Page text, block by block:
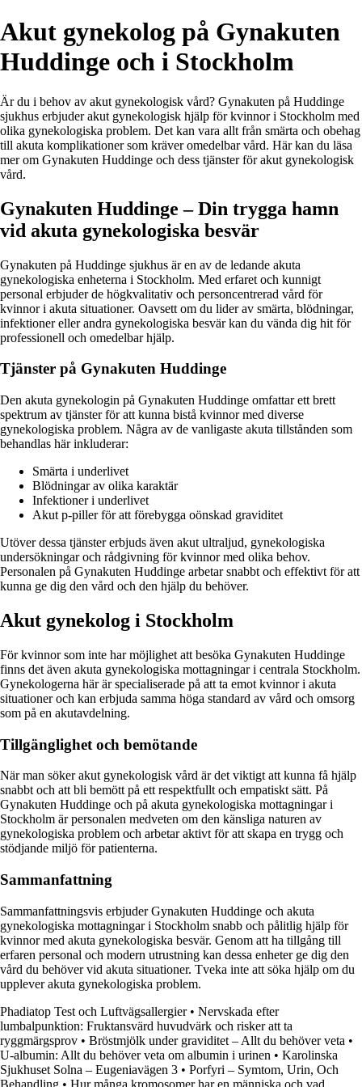
Akut gynekolog på Gynakuten
Huddinge och i Stockholm
Är du i behov av akut gynekologisk vård? Gynakuten på Huddinge
sjukhus erbjuder akut gynekologisk hjälp för kvinnor i Stockholm med
olika gynekologiska problem. Det kan vara allt från smärta och obehag
till akuta komplikationer som kräver omedelbar vård. Här kan du läsa
mer om Gynakuten Huddinge och dess tjänster för akut gynekologisk
vård.
Gynakuten Huddinge – Din trygga hamn
vid akuta gynekologiska besvär
Gynakuten på Huddinge sjukhus är en av de ledande akuta
gynekologiska enheterna i Stockholm. Med erfaret och kunnigt
personal erbjuder de högkvalitativ och personcentrerad vård för
kvinnor i akuta situationer. Oavsett om du lider av smärta, blödningar,
infektioner eller andra gynekologiska besvär kan du vända dig hit för
professionell och omedelbar hjälp.
Tjänster på Gynakuten Huddinge
Den akuta gynekologin på Gynakuten Huddinge omfattar ett brett
spektrum av tjänster för att kunna bistå kvinnor med diverse
gynekologiska problem. Några av de vanligaste akuta tillstånden som
behandlas här inkluderar:
Smärta i underlivet
Blödningar av olika karaktär
Infektioner i underlivet
Akut p-piller för att förebygga oönskad graviditet
Utöver dessa tjänster erbjuds även akut ultraljud, gynekologiska
undersökningar och rådgivning för kvinnor med olika behov.
Personalen på Gynakuten Huddinge arbetar snabbt och effektivt för att
kunna ge dig den vård och den hjälp du behöver.
Akut gynekolog i Stockholm
För kvinnor som inte har möjlighet att besöka Gynakuten Huddinge
finns det även akuta gynekologiska mottagningar i centrala Stockholm.
Gynekologerna här är specialiserade på att ta emot kvinnor i akuta
situationer och kan erbjuda samma höga standard av vård och omsorg
som på en akutavdelning.
Tillgänglighet och bemötande
När man söker akut gynekologisk vård är det viktigt att kunna få hjälp
snabbt och att bli bemött på ett respektfullt och empatiskt sätt. På
Gynakuten Huddinge och på akuta gynekologiska mottagningar i
Stockholm är personalen medveten om den känsliga naturen av
gynekologiska problem och arbetar aktivt för att skapa en trygg och
stödjande miljö för patienterna.
Sammanfattning
Sammanfattningsvis erbjuder Gynakuten Huddinge och akuta
gynekologiska mottagningar i Stockholm snabb och pålitlig hjälp för
kvinnor med akuta gynekologiska besvär. Genom att ha tillgång till
erfaren personal och modern utrustning kan dessa enheter ge dig den
vård du behöver vid akuta situationer. Tveka inte att söka hjälp om du
upplever akuta gynekologiska problem.
Phadiatop Test och Luftvägsallergier• Nervskada efter
lumbalpunktion: Fruktansvärd huvudvärk och risker att ta
ryggmärgsprov • Bröstmjölk under graviditet – Allt du behöver veta •
U-albumin: Allt du behöver veta om albumin i urinen • Karolinska
Sjukhuset Solna – Eugeniavägen 3 • Porfyri – Symtom, Urin, Och
Behandling • Hur många kromosomer har en människa och vad